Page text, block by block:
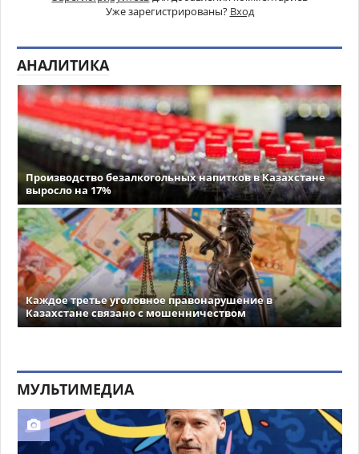
Уже зарегистрированы? Вход
АНАЛИТИКА
Производство безалкогольных напитков в Казахстане
выросло на 17%
Каждое третье уголовное правонарушение в
Казахстане связано с мошенничеством
МУЛЬТИМЕДИА